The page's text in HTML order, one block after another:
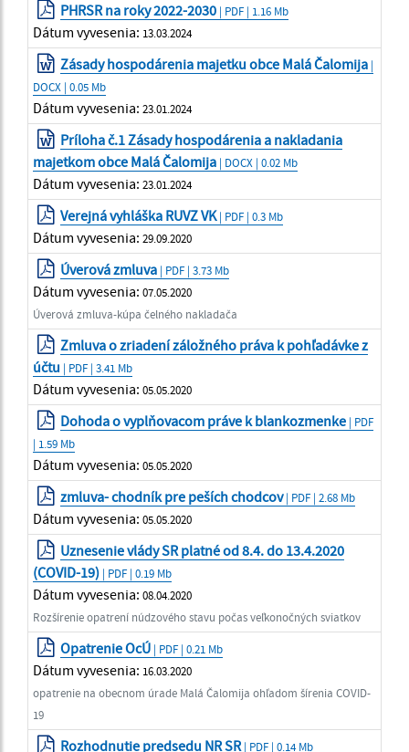
PHRSR na roky 2022-2030 | PDF | 1.16 Mb
Dátum vyvesenia: 13.03.2024
Zásady hospodárenia majetku obce Malá Čalomija |
DOCX | 0.05 Mb
Dátum vyvesenia: 23.01.2024
Príloha č.1 Zásady hospodárenia a nakladania
majetkom obce Malá Čalomija | DOCX | 0.02 Mb
Dátum vyvesenia: 23.01.2024
Verejná vyhláška RUVZ VK| PDF | 0.3 Mb
Dátum vyvesenia: 29.09.2020
Úverová zmluva | PDF | 3.73 Mb
Dátum vyvesenia: 07.05.2020
Úverová zmluva-kúpa čelného nakladača
Zmluva o zriadení záložného práva k pohľadávke z
účtu | PDF | 3.41 Mb
Dátum vyvesenia: 05.05.2020
Dohoda o vyplňovacom práve k blankozmenke | PDF
| 1.59 Mb
Dátum vyvesenia: 05.05.2020
zmluva- chodník pre peších chodcov| PDF | 2.68 Mb
Dátum vyvesenia: 05.05.2020
Uznesenie vlády SR platné od 8.4. do 13.4.2020
(COVID-19) | PDF | 0.19 Mb
Dátum vyvesenia: 08.04.2020
Rozšírenie opatrení núdzového stavu počas veľkonočných sviatkov
Opatrenie OcÚ | PDF | 0.21 Mb
Dátum vyvesenia: 16.03.2020
opatrenie na obecnom úrade Malá Čalomija ohľadom šírenia COVID-
19
Rozhodnutie predsedu NR SR| PDF | 0.14 Mb